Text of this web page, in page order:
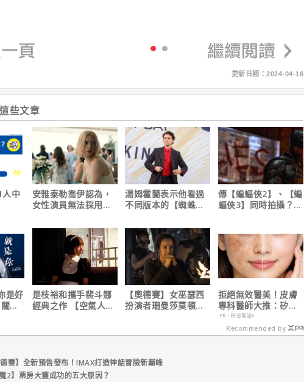
更新日期：2024-04-16
些文章
人中
安雅泰勒喬伊認為，
女性演員無法採用方
湯姆霍蘭表示他看過
不同版本的【蜘蛛
這版完全不行！
傳【蝙蝠俠2】、【蝙
蝠俠3】同時拍攝？詹
是好
鍵
是枝裕和攜手裴斗娜
經典之作 【空氣人
【奧德賽】女巫瑟西
扮演者珊曼莎莫頓曝
拒絕無效醫美！皮膚
專科醫師大推：矽谷
電波 X 讓肌膚由內而
外更強韌
PR・矽谷電波X
Recommended by
賽】全新預告發布！IMAX打造神話冒險新巔峰
2】票房大獲成功的五大原因？